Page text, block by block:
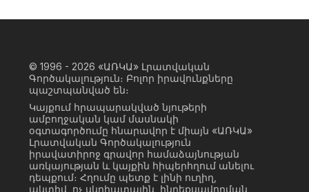
© 1996 - 2026 «ԱՌԿԱ» Լրատվական
Գործակալություն։ Բոլոր իրավունքները
պաշտպանված են։
Կայքում հրապարակված նյութերի
ամբողջական կամ մասնակի
օգտագործումը հնարավոր է միայն «ԱՌԿԱ»
Լրատվական Գործակալություն
իրավատիրոջ գրավոր համաձայնության
առկայության և կայքին հիպերհղում անելու
դեպքում։ Հղումը պետք է լինի ուղիղ,
ակտիվ, ոչ սկրիպտային, ինդեքսավորման